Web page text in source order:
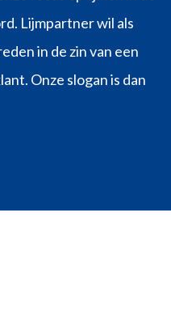
Lijmpartner wil als
in de zin van een
Onze slogan is dan